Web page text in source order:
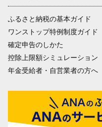
ふるさと納税の基本ガイド
ワンストップ特例制度ガイド
確定申告のしかた
控除上限額シミュレーション
年金受給者・自営業者の方へ